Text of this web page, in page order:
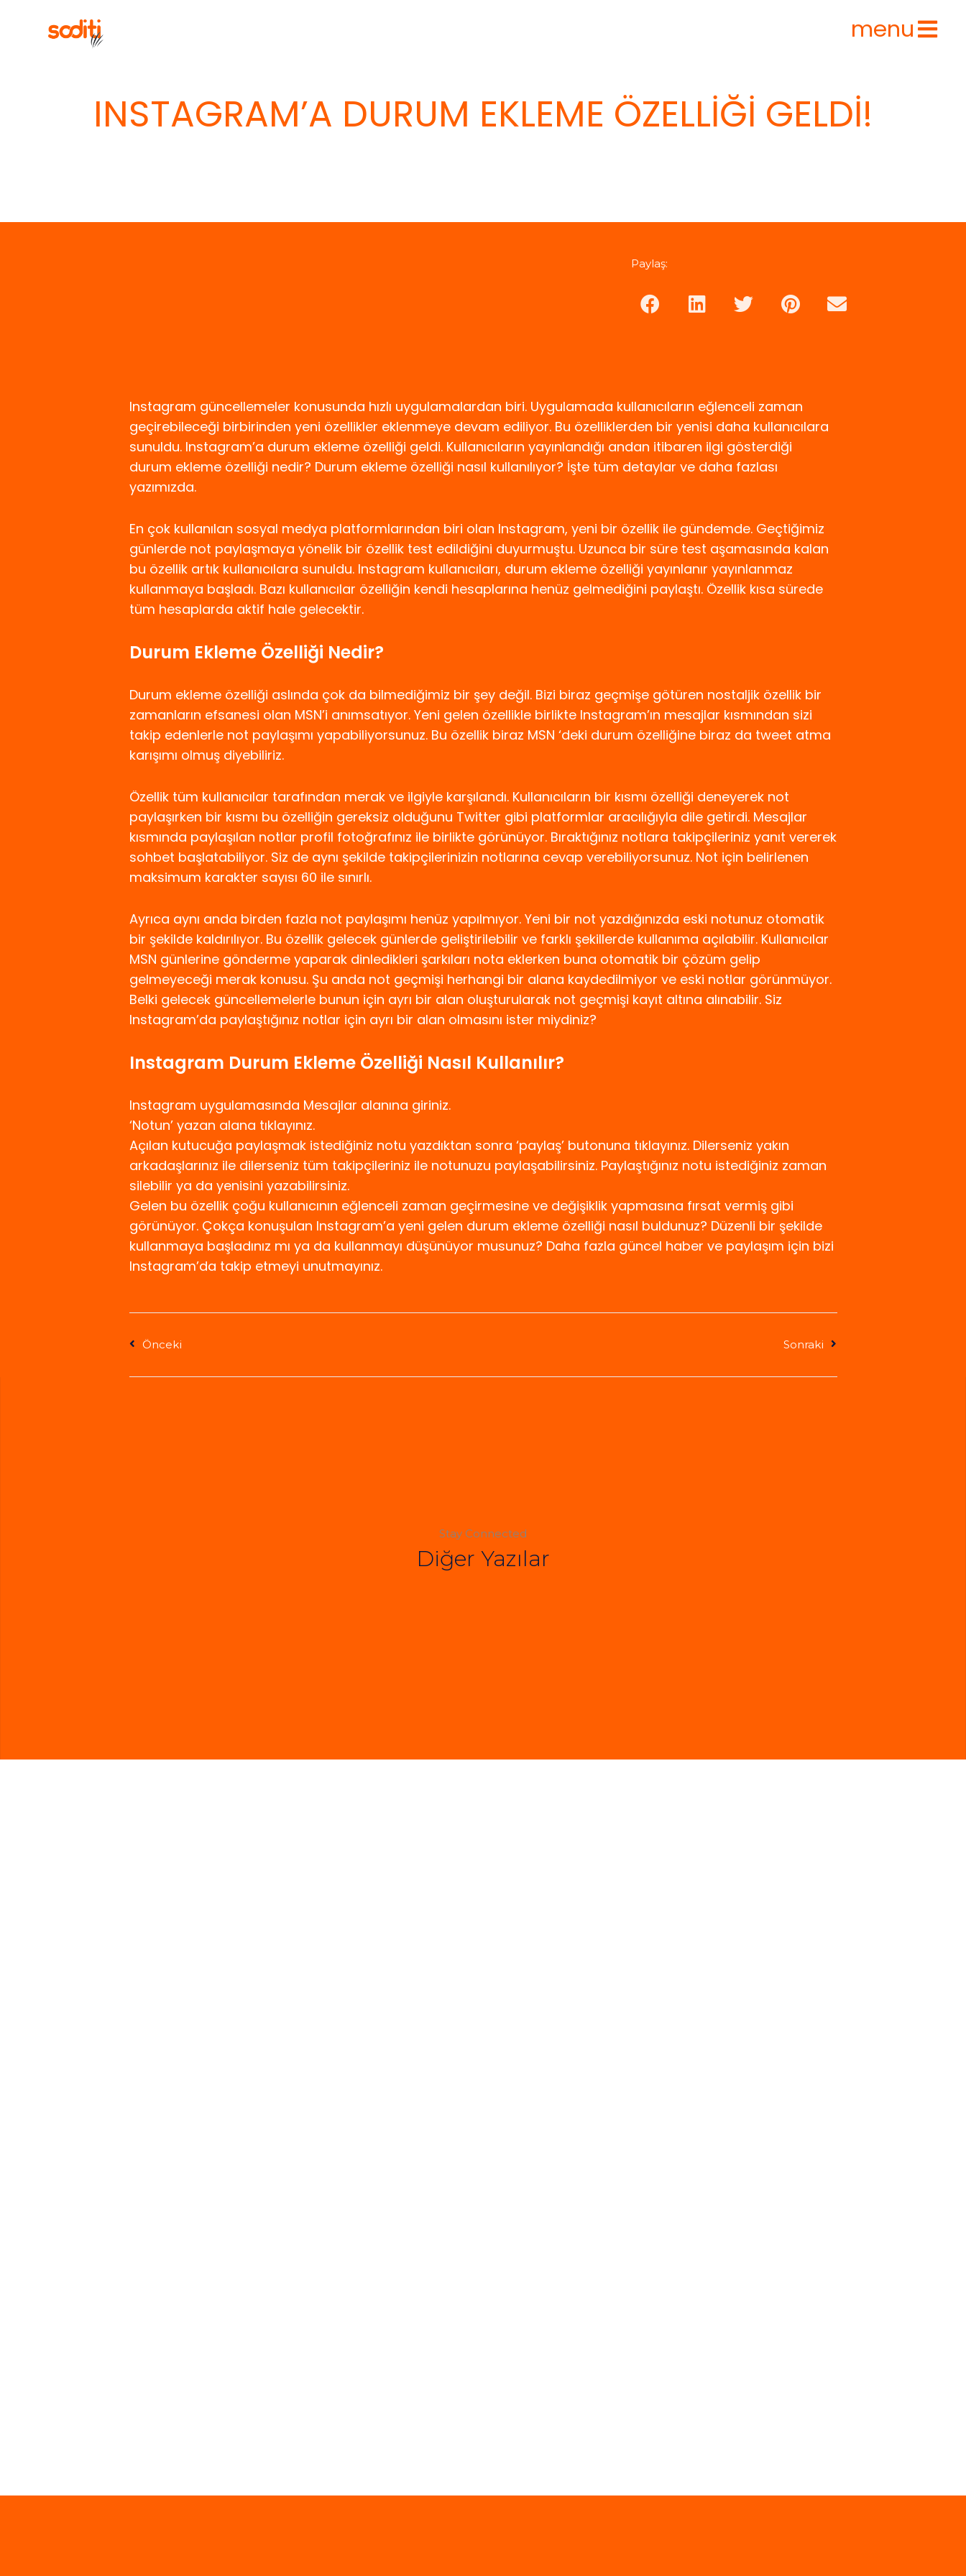
İçeriğe
menu
INSTAGRAM’A DURUM EKLEME ÖZELLIĞI GELDI!
Paylaş:
Instagram güncellemeler konusunda hızlı uygulamalardan biri. Uygulamada kullanıcıların eğlenceli zaman
geçirebileceği birbirinden yeni özellikler eklenmeye devam ediliyor. Bu özelliklerden bir yenisi daha kullanıcılara
sunuldu. Instagram’a durum ekleme özelliği geldi. Kullanıcıların yayınlandığı andan itibaren ilgi gösterdiği
durum ekleme özelliği nedir? Durum ekleme özelliği nasıl kullanılıyor? İşte tüm detaylar ve daha fazlası
yazımızda.
En çok kullanılan sosyal medya platformlarından biri olan Instagram, yeni bir özellik ile gündemde. Geçtiğimiz
günlerde not paylaşmaya yönelik bir özellik test edildiğini duyurmuştu. Uzunca bir süre test aşamasında kalan
bu özellik artık kullanıcılara sunuldu. Instagram kullanıcıları, durum ekleme özelliği yayınlanır yayınlanmaz
kullanmaya başladı. Bazı kullanıcılar özelliğin kendi hesaplarına henüz gelmediğini paylaştı. Özellik kısa sürede
tüm hesaplarda aktif hale gelecektir.
Durum Ekleme Özelliği Nedir?
Durum ekleme özelliği aslında çok da bilmediğimiz bir şey değil. Bizi biraz geçmişe götüren nostaljik özellik bir
zamanların efsanesi olan MSN’i anımsatıyor. Yeni gelen özellikle birlikte Instagram’ın mesajlar kısmından sizi
takip edenlerle not paylaşımı yapabiliyorsunuz. Bu özellik biraz MSN ‘deki durum özelliğine biraz da tweet atma
karışımı olmuş diyebiliriz.
Özellik tüm kullanıcılar tarafından merak ve ilgiyle karşılandı. Kullanıcıların bir kısmı özelliği deneyerek not
paylaşırken bir kısmı bu özelliğin gereksiz olduğunu Twitter gibi platformlar aracılığıyla dile getirdi. Mesajlar
kısmında paylaşılan notlar profil fotoğrafınız ile birlikte görünüyor. Bıraktığınız notlara takipçileriniz yanıt vererek
sohbet başlatabiliyor. Siz de aynı şekilde takipçilerinizin notlarına cevap verebiliyorsunuz. Not için belirlenen
maksimum karakter sayısı 60 ile sınırlı.
Ayrıca aynı anda birden fazla not paylaşımı henüz yapılmıyor. Yeni bir not yazdığınızda eski notunuz otomatik
bir şekilde kaldırılıyor. Bu özellik gelecek günlerde geliştirilebilir ve farklı şekillerde kullanıma açılabilir. Kullanıcılar
MSN günlerine gönderme yaparak dinledikleri şarkıları nota eklerken buna otomatik bir çözüm gelip
gelmeyeceği merak konusu. Şu anda not geçmişi herhangi bir alana kaydedilmiyor ve eski notlar görünmüyor.
Belki gelecek güncellemelerle bunun için ayrı bir alan oluşturularak not geçmişi kayıt altına alınabilir. Siz
Instagram’da paylaştığınız notlar için ayrı bir alan olmasını ister miydiniz?
Instagram Durum Ekleme Özelliği Nasıl Kullanılır?
Instagram uygulamasında Mesajlar alanına giriniz.
‘Notun’ yazan alana tıklayınız.
Açılan kutucuğa paylaşmak istediğiniz notu yazdıktan sonra ‘paylaş’ butonuna tıklayınız. Dilerseniz yakın
arkadaşlarınız ile dilerseniz tüm takipçileriniz ile notunuzu paylaşabilirsiniz. Paylaştığınız notu istediğiniz zaman
silebilir ya da yenisini yazabilirsiniz.
Gelen bu özellik çoğu kullanıcının eğlenceli zaman geçirmesine ve değişiklik yapmasına fırsat vermiş gibi
görünüyor. Çokça konuşulan Instagram’a yeni gelen durum ekleme özelliği nasıl buldunuz? Düzenli bir şekilde
kullanmaya başladınız mı ya da kullanmayı düşünüyor musunuz? Daha fazla güncel haber ve paylaşım için bizi
Instagram’da takip etmeyi unutmayınız.
Önceki Sonraki
Stay Connected
Diğer Yazılar